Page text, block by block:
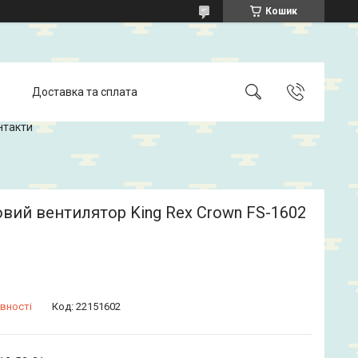
Кошик
Доставка та сплата
вентилятор King Rex Crown FS-1602
Код: 22151602